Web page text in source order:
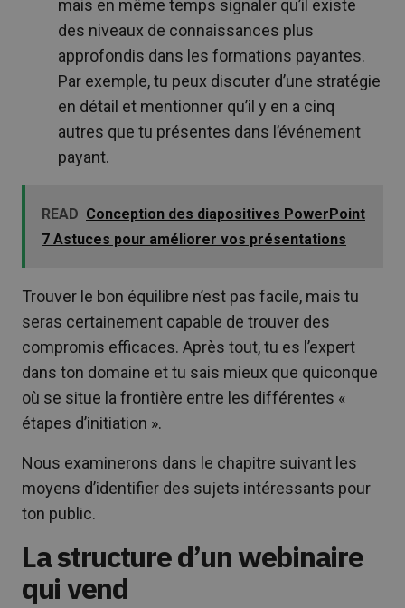
mais en même temps signaler qu’il existe
des niveaux de connaissances plus
approfondis dans les formations payantes.
Par exemple, tu peux discuter d’une stratégie
en détail et mentionner qu’il y en a cinq
autres que tu présentes dans l’événement
payant.
READ Conception des diapositives PowerPoint
7 Astuces pour améliorer vos présentations
Trouver le bon équilibre n’est pas facile, mais tu
seras certainement capable de trouver des
compromis efficaces. Après tout, tu es l’expert
dans ton domaine et tu sais mieux que quiconque
où se situe la frontière entre les différentes «
étapes d’initiation ».
Nous examinerons dans le chapitre suivant les
moyens d’identifier des sujets intéressants pour
ton public.
La structure d’un webinaire
qui vend